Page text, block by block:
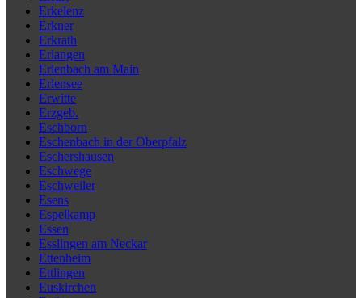
Erkelenz
Erkner
Erkrath
Erlangen
Erlenbach am Main
Erlensee
Erwitte
Erzgeb.
Eschborn
Eschenbach in der Oberpfalz
Eschershausen
Eschwege
Eschweiler
Esens
Espelkamp
Essen
Esslingen am Neckar
Ettenheim
Ettlingen
Euskirchen